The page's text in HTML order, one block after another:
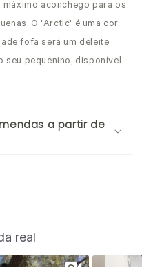
aconchego para os
O 'Arctic' é uma cor
fofa será um deleite
seu pequenino, disponível
a partir de
real